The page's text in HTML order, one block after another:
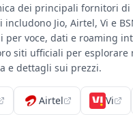
dei principali fornitori
includono Jio, Airtel, Vi e
per voce, dati e roaming
siti ufficiali per esplorare
e dettagli sui prezzi.
Airtel Vi